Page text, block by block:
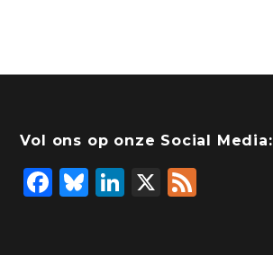
Vol ons op onze Social Media:
F
Bl
Li X